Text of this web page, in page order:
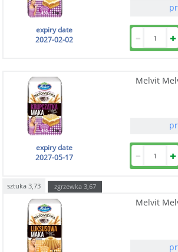
expiry date
2027-02-02
Melvit
expiry date
2027-05-17
sztuka 3,73 zgrzewka 3,67
Melvit